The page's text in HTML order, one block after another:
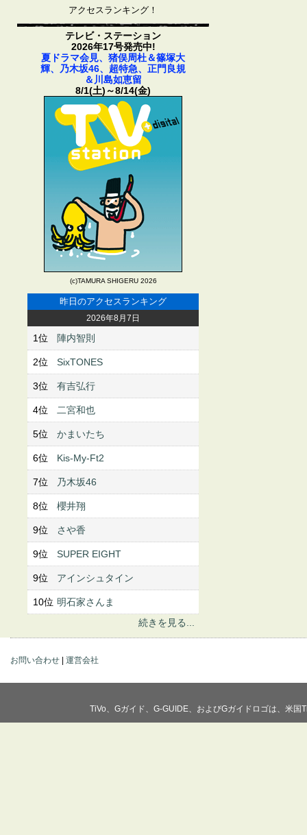
アクセスランキング！
テレビ・ステーション
2026年17号発売中!
夏ドラマ会見、猪俣周杜＆篠塚大
輝、乃木坂46、超特急、正門良規
＆川島如恵留
8/1(土)～8/14(金)
(c)TAMURA SHIGERU 2026
昨日のアクセスランキング
2026年8月7日
1位 陣内智則
2位 SixTONES
3位 有吉弘行
4位 二宮和也
5位 かまいたち
6位 Kis-My-Ft2
7位 乃木坂46
8位 櫻井翔
9位 さや香
9位 SUPER EIGHT
9位 アインシュタイン
10位 明石家さんま
続きを見る...
お問い合わせ 運営会社
TiVo、Gガイド、G-GUIDE、およびGガイドロゴは、米